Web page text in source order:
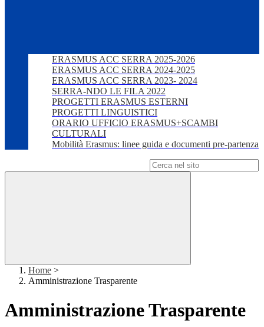
ERASMUS ACC SERRA 2025-2026
ERASMUS ACC SERRA 2024-2025
ERASMUS ACC SERRA 2023- 2024
SERRA-NDO LE FILA 2022
PROGETTI ERASMUS ESTERNI
PROGETTI LINGUISTICI
ORARIO UFFICIO ERASMUS+SCAMBI
CULTURALI
Mobilità Erasmus: linee guida e documenti pre-partenza
Home >
Amministrazione Trasparente
Amministrazione Trasparente